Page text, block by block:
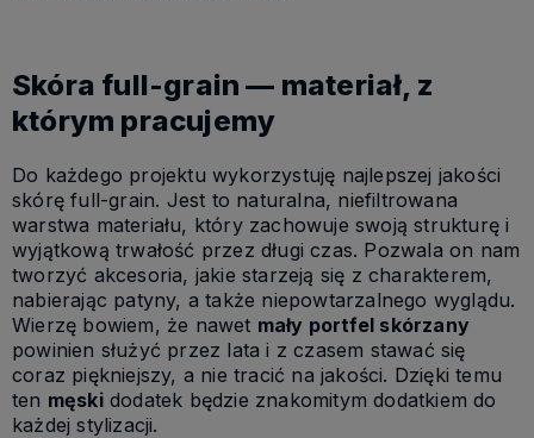
Skóra full-grain — materiał, z
którym pracujemy
Do każdego projektu wykorzystuję najlepszej jakości
skórę full-grain. Jest to naturalna, niefiltrowana
warstwa materiału, który zachowuje swoją strukturę i
wyjątkową trwałość przez długi czas. Pozwala on nam
tworzyć akcesoria, jakie starzeją się z charakterem,
nabierając patyny, a także niepowtarzalnego wyglądu.
Wierzę bowiem, że nawet mały portfel skórzany
powinien służyć przez lata i z czasem stawać się
coraz piękniejszy, a nie tracić na jakości. Dzięki temu
ten męskidodatek będzie znakomitym dodatkiem do
każdej stylizacji.